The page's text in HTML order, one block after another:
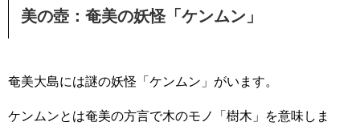
美の壺：奄美の妖怪「ケンムン」
奄美大島には謎の妖怪「ケンムン」がいます。
ケンムンとは奄美の方言で木のモノ「樹木」を意味しま